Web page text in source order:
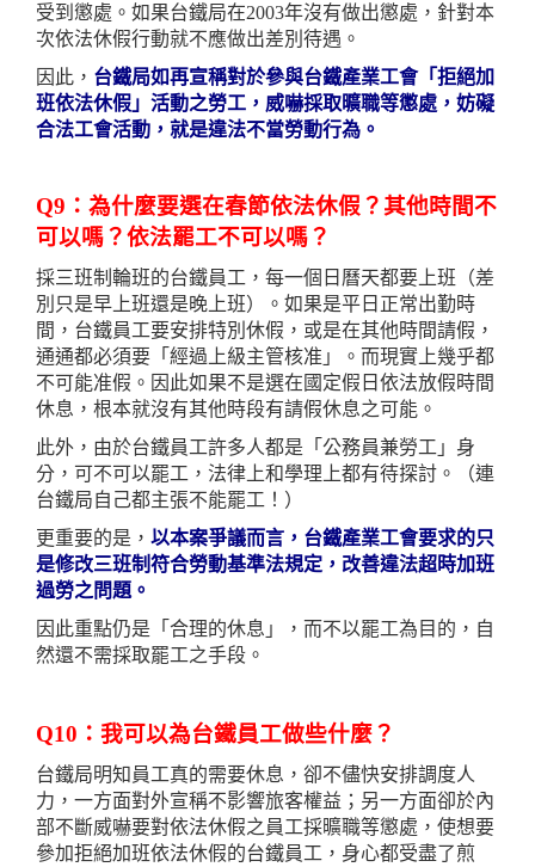
受到懲處。如果台鐵局在2003年沒有做出懲處，針對本
次依法休假行動就不應做出差別待遇。
因此， 台鐵局如再宣稱對於參與台鐵產業工會「拒絕加
班依法休假」活動之勞工，威嚇採取曠職等懲處，妨礙
合法工會活動，就是違法不當勞動行為。
Q9：為什麼要選在春節依法休假？其他時間不
可以嗎？依法罷工不可以嗎？
採三班制輪班的台鐵員工，每一個日曆天都要上班（差
別只是早上班還是晚上班）。如果是平日正常出勤時
間，台鐵員工要安排特別休假，或是在其他時間請假，
通通都必須要「經過上級主管核准」。而現實上幾乎都
不可能准假。因此如果不是選在國定假日依法放假時間
休息，根本就沒有其他時段有請假休息之可能。
此外，由於台鐵員工許多人都是「公務員兼勞工」身
分，可不可以罷工，法律上和學理上都有待探討。（連
台鐵局自己都主張不能罷工！）
更重要的是， 以本案爭議而言，台鐵產業工會要求的只
是修改三班制符合勞動基準法規定，改善違法超時加班
過勞之問題。
因此重點仍是「合理的休息」，而不以罷工為目的，自
然還不需採取罷工之手段。
Q10：我可以為台鐵員工做些什麼？
台鐵局明知員工真的需要休息，卻不儘快安排調度人
力，一方面對外宣稱不影響旅客權益；另一方面卻於內
部不斷威嚇要對依法休假之員工採曠職等懲處，使想要
參加拒絕加班依法休假的台鐵員工，身心都受盡了煎